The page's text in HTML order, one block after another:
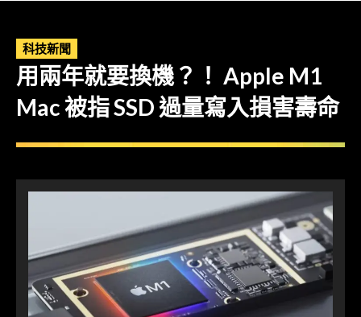
科技新聞
用兩年就要換機？！ Apple M1
Mac 被指 SSD 過量寫入損害壽命